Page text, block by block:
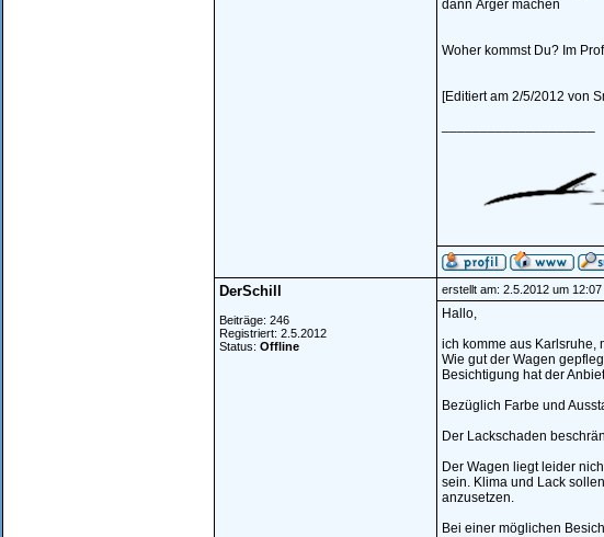
dann Ärger machen
Woher kommst Du? Im
[Editiert am 2/5/2012 von
DerSchill
Beiträge: 246
Registriert: 2.5.2012
Status: Offline
erstellt am: 2.5.2012 um 12:07
Hallo,
ich komme aus Karlsruhe,
Wie gut der Wagen
Besichtigung hat der
Bezüglich Farbe und
Der Lackschaden
Der Wagen liegt leider
sein. Klima und Lack
anzusetzen.
Bei einer möglichen